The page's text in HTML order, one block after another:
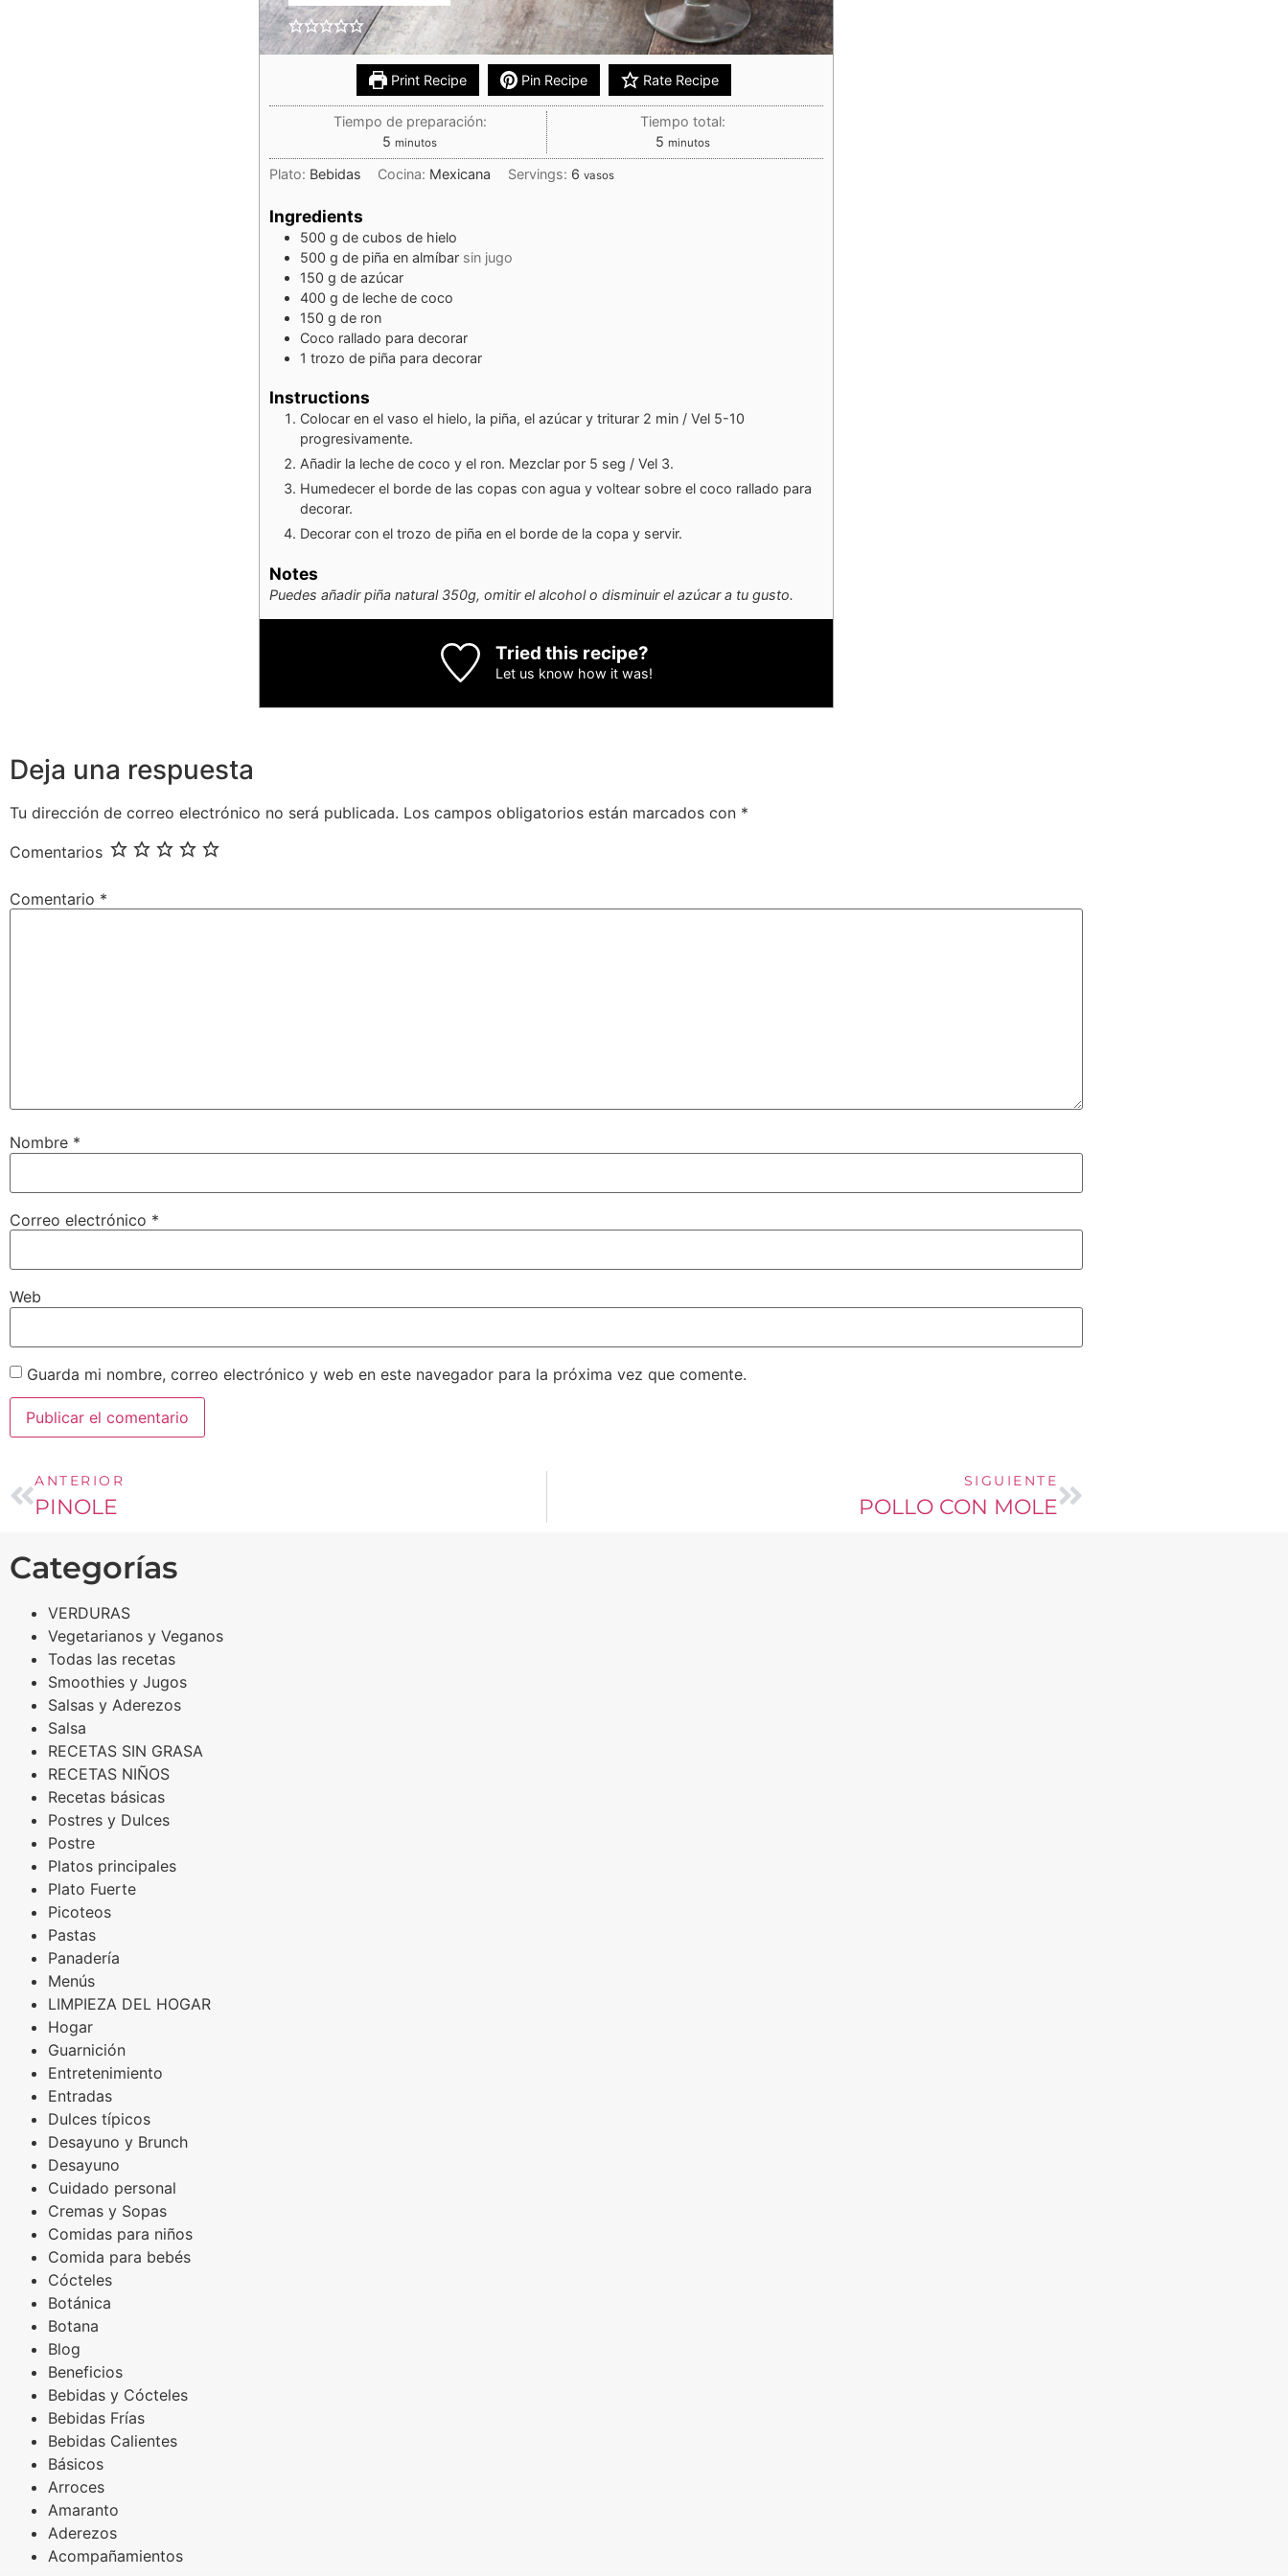
Print Recipe Pin Recipe Rate Recipe
Tiempo de preparación:
5 minutos
Tiempo total:
5 minutos
Plato: Bebidas Cocina: Mexicana Servings: 6 vasos
Ingredients
500 g de cubos de hielo
500 g de piña en almíbar sin jugo
150 g de azúcar
400 g de leche de coco
150 g de ron
Coco rallado para decorar
1 trozo de piña para decorar
Instructions
Colocar en el vaso el hielo, la piña, el azúcar y triturar 2 min / Vel 5-10
progresivamente.
Añadir la leche de coco y el ron. Mezclar por 5 seg / Vel 3.
Humedecer el borde de las copas con agua y voltear sobre el coco rallado para
decorar.
Decorar con el trozo de piña en el borde de la copa y servir.
Notes
Puedes añadir piña natural 350g, omitir el alcohol o disminuir el azúcar a tu gusto.
Tried this recipe?
Let us know how it was!
Deja una respuesta
Tu dirección de correo electrónico no será publicada. Los campos obligatorios están marcados con *
Comentarios
Comentario *
Nombre *
Correo electrónico *
Web
Guarda mi nombre, correo electrónico y web en este navegador para la próxima vez que comente.
ANTERIOR
PINOLE
SIGUIENTE
POLLO CON MOLE
Categorías
VERDURAS
Vegetarianos y Veganos
Todas las recetas
Smoothies y Jugos
Salsas y Aderezos
Salsa
RECETAS SIN GRASA
RECETAS NIÑOS
Recetas básicas
Postres y Dulces
Postre
Platos principales
Plato Fuerte
Picoteos
Pastas
Panadería
Menús
LIMPIEZA DEL HOGAR
Hogar
Guarnición
Entretenimiento
Entradas
Dulces típicos
Desayuno y Brunch
Desayuno
Cuidado personal
Cremas y Sopas
Comidas para niños
Comida para bebés
Cócteles
Botánica
Botana
Blog
Beneficios
Bebidas y Cócteles
Bebidas Frías
Bebidas Calientes
Básicos
Arroces
Amaranto
Aderezos
Acompañamientos